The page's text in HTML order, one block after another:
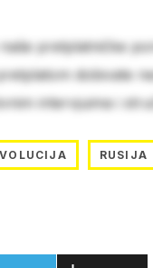
naše pretplatničke
dobivate
intervjuima i
RUSIJA